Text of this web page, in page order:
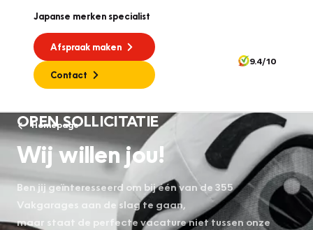
Japanse merken specialist
Afspraak maken
Contact
9.4/10
Homepage
OPEN SOLLICITATIE
Wij willen jou!
Ben jij geïnteresseerd om bij één van de 355
Vakgarages aan de slag te gaan,
maar staat de perfecte vacature niet tussen onze